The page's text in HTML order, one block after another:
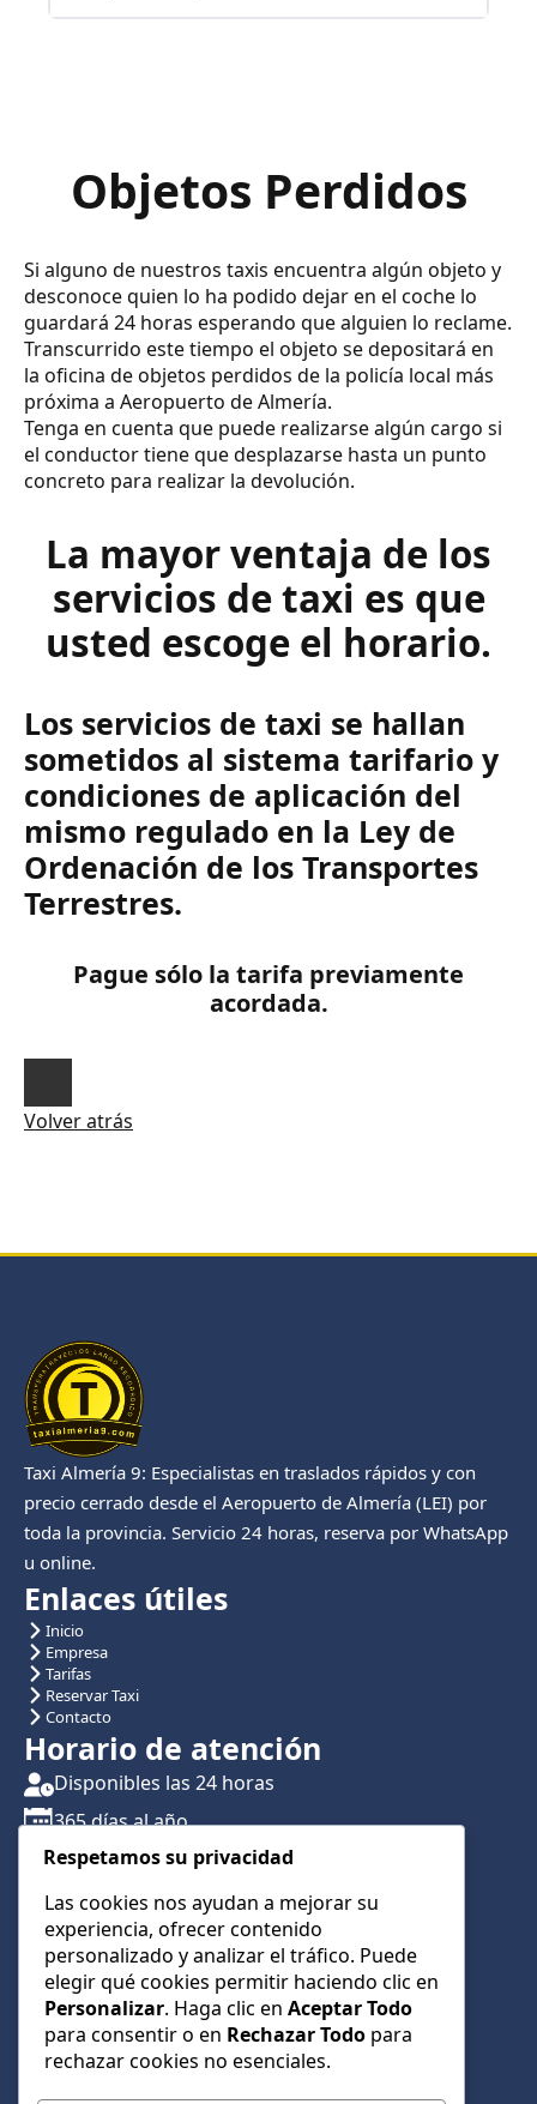
Objetos Perdidos
Si alguno de nuestros taxis encuentra algún objeto y
desconoce quien lo ha podido dejar en el coche lo
guardará 24 horas esperando que alguien lo reclame.
Transcurrido este tiempo el objeto se depositará en
la oficina de objetos perdidos de la policía local más
próxima a Aeropuerto de Almería.
Tenga en cuenta que puede realizarse algún cargo si
el conductor tiene que desplazarse hasta un punto
concreto para realizar la devolución.
La mayor ventaja de los
servicios de taxi es que
usted escoge el horario.
Los servicios de taxi se hallan
sometidos al sistema tarifario y
condiciones de aplicación del
mismo regulado en la Ley de
Ordenación de los Transportes
Terrestres.
Pague sólo la tarifa previamente
acordada.
Volver atrás
Taxi Almería 9: Especialistas en traslados rápidos y con
precio cerrado desde el Aeropuerto de Almería (LEI) por
toda la provincia. Servicio 24 horas, reserva por WhatsApp
u online.
Enlaces útiles
Inicio
Empresa
Tarifas
Reservar Taxi
Contacto
Horario de atención
Disponibles las 24 horas
365 días al año
Traslados con reserva previa
Atención por teléfono y WhatsApp 24/7
CONTÁCTANOS
+34 622 01 23 74
+34 622 01 23 74
info@taxialmeria9.com
Respetamos su privacidad
Las cookies nos ayudan a mejorar su
experiencia, ofrecer contenido
personalizado y analizar el tráfico. Puede
elegir qué cookies permitir haciendo clic en
Personalizar. Haga clic en Aceptar Todo
para consentir o en Rechazar Todo para
rechazar cookies no esenciales.